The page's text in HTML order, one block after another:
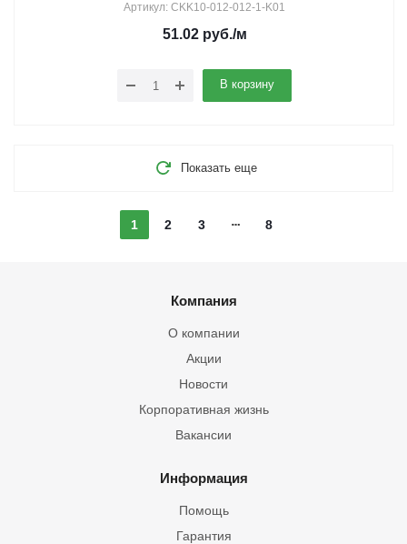
Артикул: CKK10-012-012-1-K01
51.02руб./м
В корзину
Показать еще
1 2 3 8
Компания
О компании
Акции
Новости
Корпоративная жизнь
Вакансии
Информация
Помощь
Гарантия